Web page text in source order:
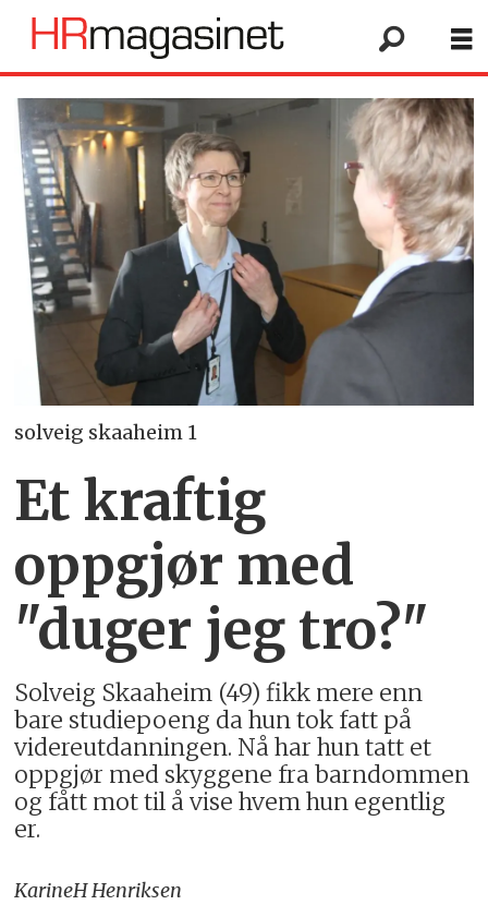
solveig skaaheim 1
Et kraftig
oppgjør med
"duger jeg tro?"
Solveig Skaaheim (49) fikk mere enn
bare studiepoeng da hun tok fatt på
videreutdanningen. Nå har hun tatt et
oppgjør med skyggene fra barndommen
og fått mot til å vise hvem hun egentlig
er.
KarineH Henriksen